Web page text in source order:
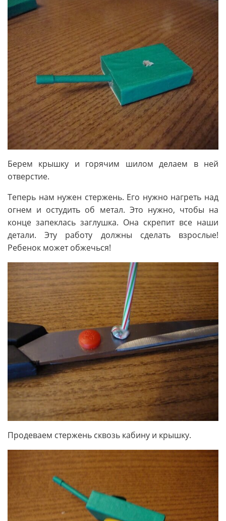
Берем крышку и горячим шилом делаем в ней
отверстие.
Теперь нам нужен стержень. Его нужно нагреть над
огнем и остудить об метал. Это нужно, чтобы на
конце запеклась заглушка. Она скрепит все наши
детали. Эту работу должны сделать взрослые!
Ребенок может обжечься!
Продеваем стержень сквозь кабину и крышку.